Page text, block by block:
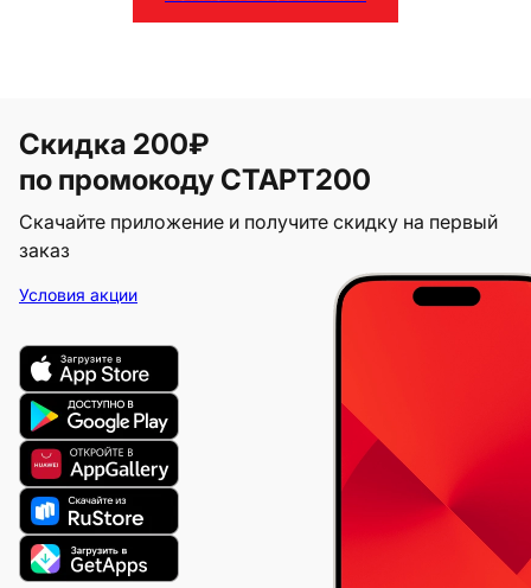
Скидка 200₽
по промокоду СТАРТ200
Скачайте приложение и получите скидку на первый
заказ
Условия акции